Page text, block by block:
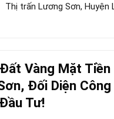
Thị trấn Lương Sơn, Huyện
Vàng Mặt Tiền
Đối Diện
Tư!